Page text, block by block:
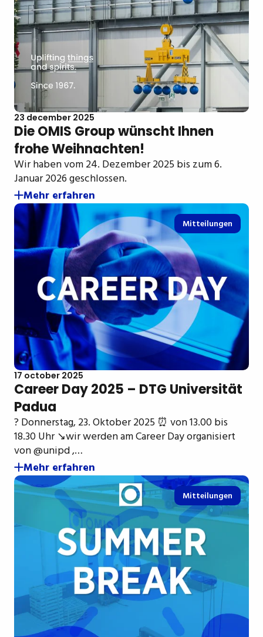
23 december 2025
Die OMIS Group wünscht Ihnen
frohe Weihnachten!
Wir haben vom 24. Dezember 2025 bis zum 6.
Januar 2026 geschlossen.
Mehr erfahren
Mitteilungen
17 october 2025
Career Day 2025 – DTG Universität
Padua
? Donnerstag, 23. Oktober 2025 ⏰ von 13.00 bis
18.30 Uhr ↘️wir werden am Career Day organisiert
von @unipd ,…
Mehr erfahren
Mitteilungen